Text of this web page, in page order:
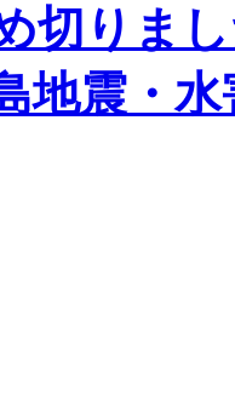
切りま
震・水